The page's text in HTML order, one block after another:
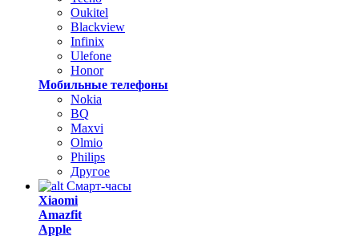
Oukitel
Blackview
Infinix
Ulefone
Honor
Мобильные телефоны
Nokia
BQ
Maxvi
Olmio
Philips
Другое
Смарт-часы
Xiaomi
Amazfit
Apple